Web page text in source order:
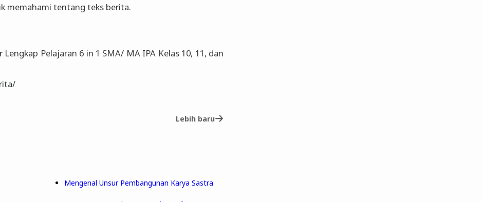
memahami tentang teks berita.
Pelajaran 6 in 1 SMA/ MA IPA Kelas 10, 11, dan
Lebih baru
Mengenal Unsur Pembangunan Karya Sastra